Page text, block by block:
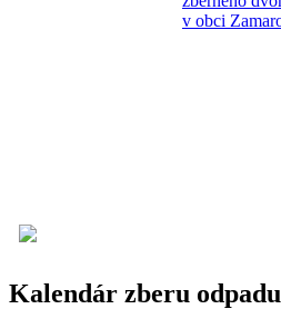
Kalendár zberu odpadu